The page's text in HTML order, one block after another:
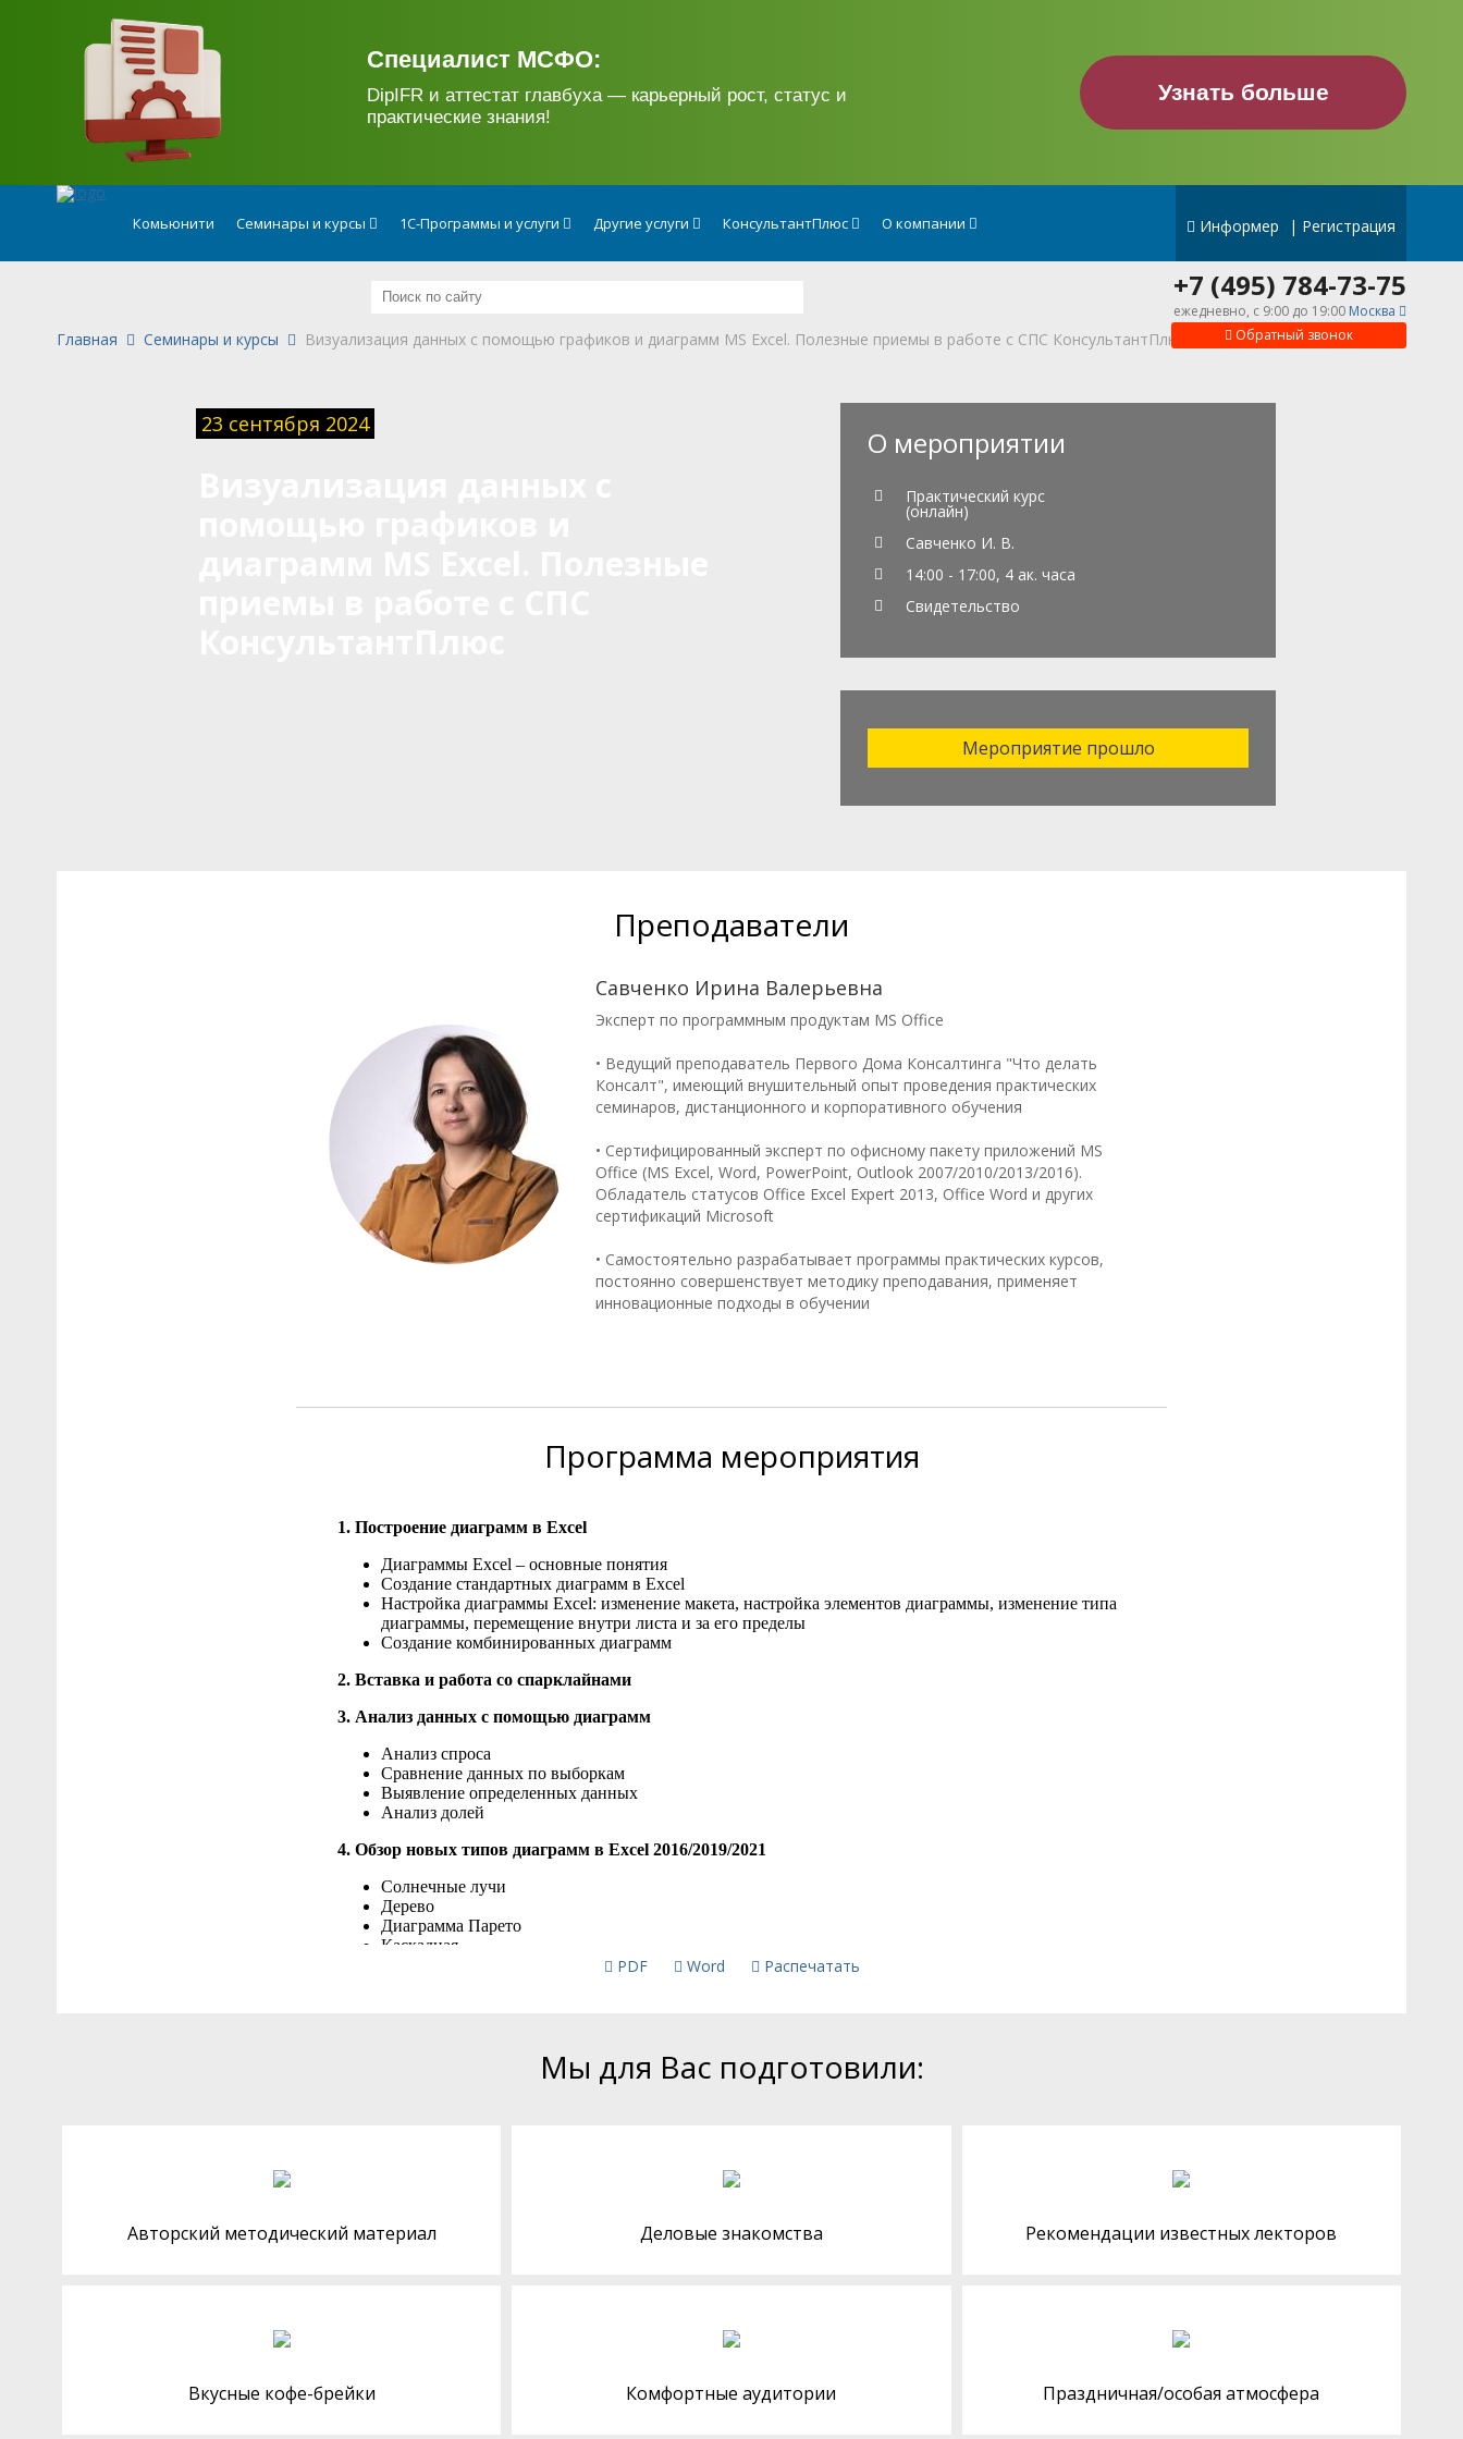
Специалист МСФО:
DipIFR и аттестат главбуха — карьерный рост, статус и
практические знания!
Узнать больше
Комьюнити Семинары и курсы 1С-Программы и услуги Другие услуги КонсультантПлюс О компании Информер | Регистрация
Обратный звонок
+7 (495) 784-73-75
ежедневно, c 9:00 до 19:00 Москва
Главная Семинары и курсы Визуализация данных с помощью графиков и диаграмм MS Excel. Полезные приемы в работе с СПС КонсультантПлюс
23 сентября 2024
О мероприятии
Практический курс
(онлайн)
Савченко И. В.
14:00 - 17:00, 4 ак. часа
Свидетельство
Мероприятие прошло
Преподаватели
Савченко Ирина Валерьевна
Эксперт по программным продуктам MS Office
• Ведущий преподаватель Первого Дома Консалтинга "Что делать
Консалт", имеющий внушительный опыт проведения практических
семинаров, дистанционного и корпоративного обучения
• Сертифицированный эксперт по офисному пакету приложений MS
Office (MS Excel, Word, PowerPoint, Outlook 2007/2010/2013/2016).
Обладатель статусов Office Excel Expert 2013, Office Word и других
сертификаций Microsoft
• Самостоятельно разрабатывает программы практических курсов,
постоянно совершенствует методику преподавания, применяет
инновационные подходы в обучении
Программа мероприятия
PDF Word Распечатать
Мы для Вас подготовили:
Авторский методический материал Деловые знакомства Рекомендации известных лекторов
Вкусные кофе-брейки Комфортные аудитории Праздничная/особая атмосфера